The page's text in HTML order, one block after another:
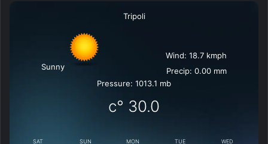
Tripoli
Sunny
Wind: 18.7 kmph
Precip: 0.00 mm
Pressure: 1013.1 mb
30.0
°c
SAT SUN MON TUE WED